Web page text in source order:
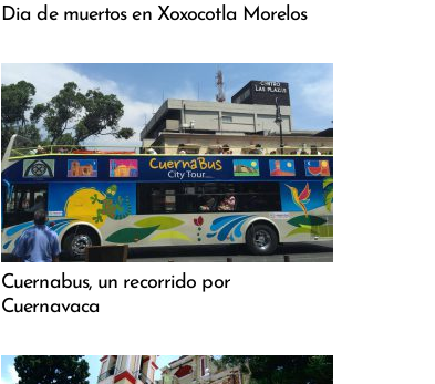
Dia de muertos en Xoxocotla Morelos
Cuernabus, un recorrido por
Cuernavaca